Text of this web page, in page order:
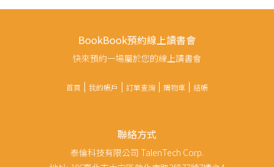
BookBook預約線上讀書會
快來預約一場屬於您的線上讀書會
首頁 我的帳戶 訂單查詢 購物車 結帳
聯絡方式
泰倫科技有限公司 TalenTech Corp.